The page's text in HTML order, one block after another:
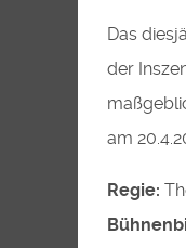
Das
der
am
Regie: